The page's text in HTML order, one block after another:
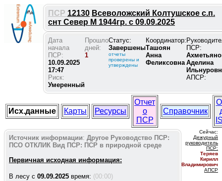
ПСР 12130 Всеволожский Колтушское с.п.
снт Север М 1944гр. с 09.09.2025
Дата
начала
ПСР:
10.09.2025
17:47
Риск:
Умеренный
Прошло
дней:
1
Статус:
Завершены
отчеты
проверены и
утверждены
Координатор:
Ташоян
Анна
Феликсовна
ПСР:
Аделина
АПСР:
Исх.данные Карты Ресурсы
Отчет
о
ПСР
Справочник
Источник информации: Другое Руководство ПСР:
ПСО ОТКЛИК Вид ПСР: ПСР в природной среде
Первичная исходная информация:
В лесу c 09.09.2025 время: (00:00)
Сейчас:
Дежурный
руководитель
ПСР:
Теряев
Кирилл
Владимирович
АПСР